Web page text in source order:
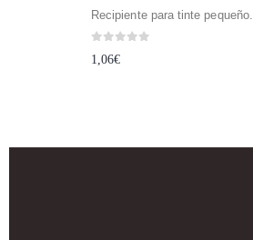
Recipiente para tinte pequeño.
1,06€